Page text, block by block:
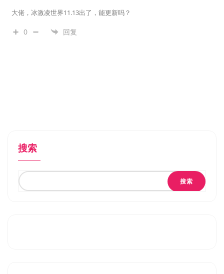
大佬，冰激凌世界11.13出了，能更新吗？
0 回复
搜索
搜索